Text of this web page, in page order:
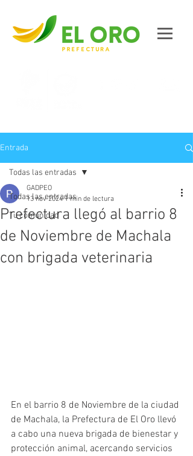
Entrada
Todas las entradas
Tu comunidad
Todas las entradas
Prefectura llegó al barrio 8
de Noviembre de Machala
con brigada veterinaria
GADPEO
13 nov 2024 1 min de lectura
En el barrio 8 de Noviembre de la ciudad
de Machala, la Prefectura de El Oro llevó
a cabo una nueva brigada de bienestar y
protección animal, acercando servicios